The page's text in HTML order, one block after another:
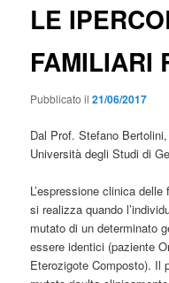
LE
FAMILIARI
Pubblicato il21/06/2017
Dal Prof. Stefano
Università degli Studi di
L’espressione clinica
si realizza quando
mutato di un determinato
essere identici (paziente
Eterozigote Composto). Il